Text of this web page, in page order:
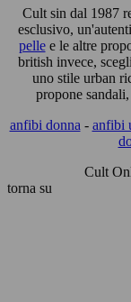
Cult sin dal 1987
esclusivo,
pellee le altre
british invece,
uno stile urban
propone sandali,
anfibi donna - anfibi
Cult
torna su